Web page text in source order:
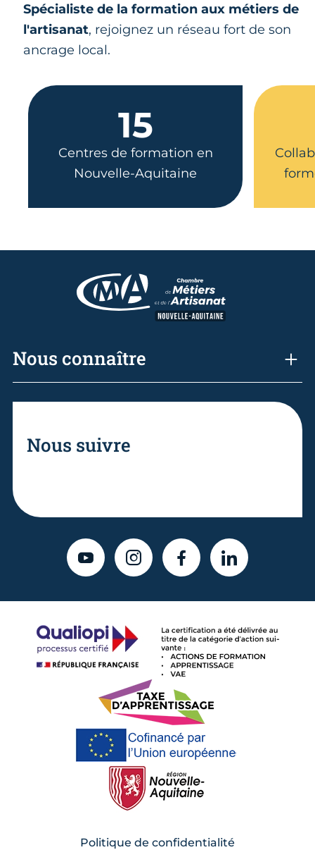
Spécialiste de la formation aux métiers de
l'artisanat, rejoignez un réseau fort de son
ancrage local.
15
Centres de formation en
Nouvelle-Aquitaine
Nous connaître
Nous suivre
YOUTUBEINSTAGRAMFACEBOOKLINKEDIN
Politique de confidentialité